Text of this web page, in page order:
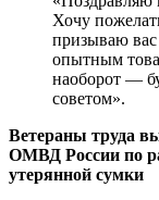
Хочу
призываю
опытным
наоборот —
советом».
Ветераны труда
ОМВД России по
утерянной сумки